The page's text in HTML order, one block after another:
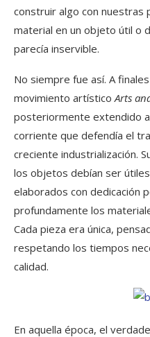
construir algo con nuestras
material en un objeto útil o
parecía inservible.
No siempre fue así. A
movimiento artístico Arts
posteriormente extendido
corriente que defendía el
creciente industrialización.
los objetos debían ser
elaborados con dedicación
profundamente los
Cada pieza era única,
respetando los tiempos
calidad.
En aquella época, el